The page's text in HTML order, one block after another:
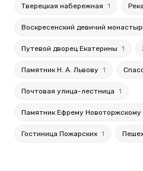
Тверецкая набережная 1
Воскресенский девичий
Путевой дворец Екатерины 1
Памятник Н. А. Львову 1
Почтовая улица-лестница 1
Памятник Ефрему Новоторжскому
Гостиница Пожарских 1